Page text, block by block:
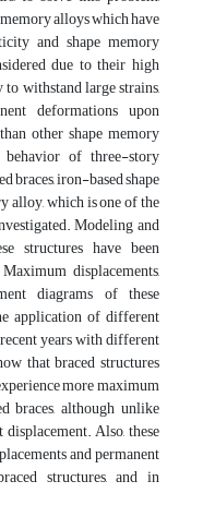
alloys which have
and shape memory
due to their high
withstand large strains,
deformations upon
other shape memory
of three-story
braces, iron-based shape
alloy, which is one of the
Modeling and
structures have been
displacements,
diagrams of these
application of different
years with different
that braced structures
more maximum
braces, although unlike
Also, these
and permanent
structures, and in